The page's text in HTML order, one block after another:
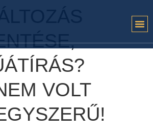
VOLT